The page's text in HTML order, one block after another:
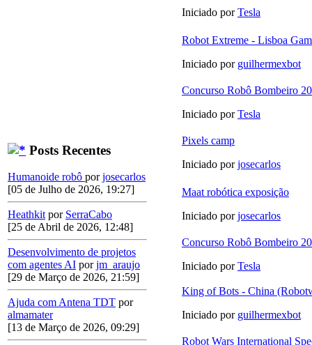
Posts Recentes
Humanoide robô porjosecarlos
[05 de Julho de 2026, 19:27]
Heathkit por SerraCabo
[25 de Abril de 2026, 12:48]
Desenvolvimento de projetos
com agentes AI porjm_araujo
[29 de Março de 2026, 21:59]
Ajuda com Antena TDT por
almamater
[13 de Março de 2026, 09:29]
Iniciado porTesla
Robot Extreme - Lisboa
Iniciado por guilhermexbot
Concurso Robô Bombeiro
Iniciado porTesla
Pixels camp
Iniciado porjosecarlos
Maat robótica exposição
Iniciado porjosecarlos
Concurso Robô Bombeiro
Iniciado porTesla
King of Bots - China
Iniciado por guilhermexbot
Robot Wars International